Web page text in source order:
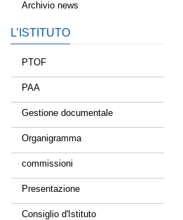
Archivio news
L’ISTITUTO
PTOF
PAA
Gestione documentale
Organigramma
commissioni
Presentazione
Consiglio d'Istituto